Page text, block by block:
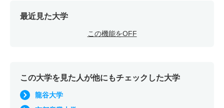
最近見た大学
この機能をOFF
この大学を見た人が他にもチェックした大学
龍谷大学